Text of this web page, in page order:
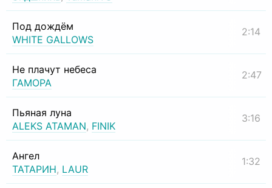
Под дождём
WHITE GALLOWS
2:14
Не плачут небеса
ГАМОРА
2:47
Пьяная луна
ALEKS ATAMAN, FINIK
3:16
Ангел
ТАТАРИН, LAUR
1:32